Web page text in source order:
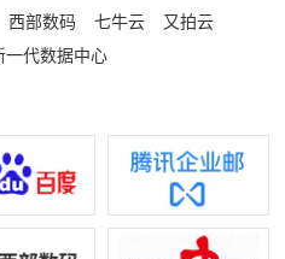
西部数码 七牛云
又拍云
一代数据中心